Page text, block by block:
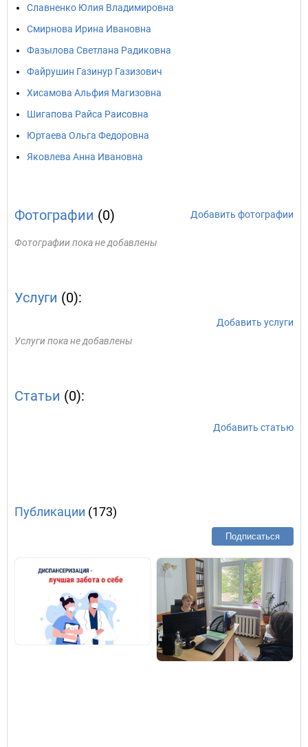
Славненко Юлия Владимировна
Смирнова Ирина Ивановна
Фазылова Светлана Радиковна
Файрушин Газинур Газизович
Хисамова Альфия Магизовна
Шигапова Райса Раисовна
Юртаева Ольга Федоровна
Яковлева Анна Ивановна
Фотографии (0) Добавить фотографии
Фотографии пока не добавлены
Услуги (0):
Добавить услуги
Услуги пока не добавлены
Статьи (0):
Добавить статью
Публикации (173)
Подписаться